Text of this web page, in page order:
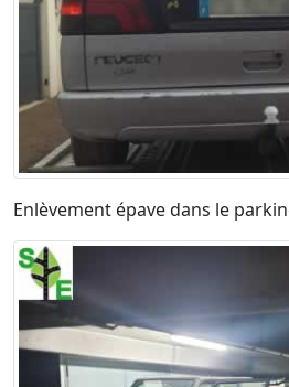
Enlèvement épave dans le